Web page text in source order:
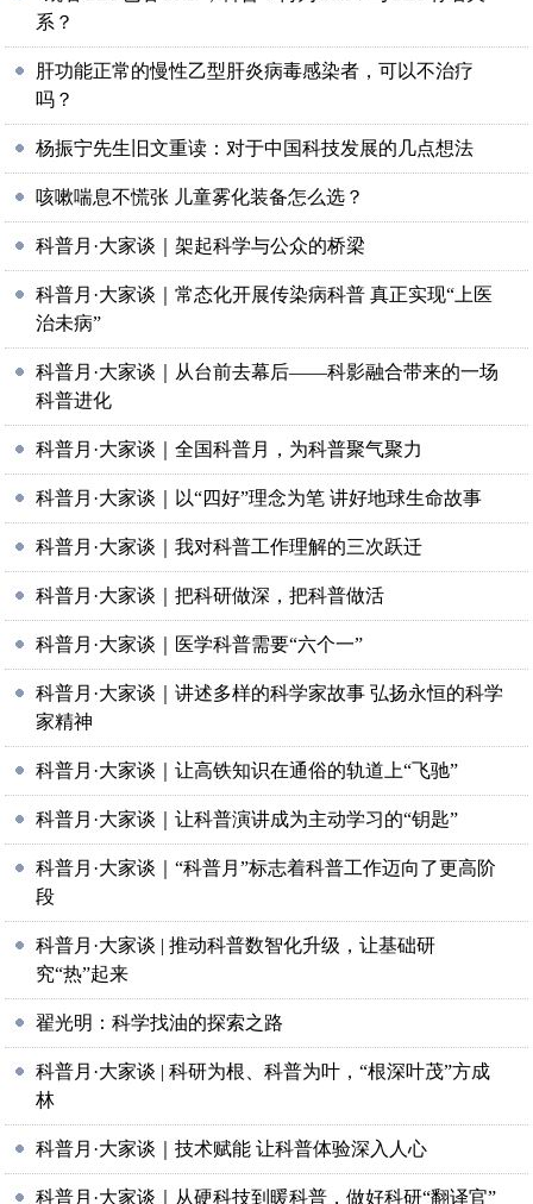
系？
肝功能正常的慢性乙型肝炎病毒感染者，可以不治疗
吗？
杨振宁先生旧文重读：对于中国科技发展的几点想法
咳嗽喘息不慌张 儿童雾化装备怎么选？
科普月·大家谈｜架起科学与公众的桥梁
科普月·大家谈｜常态化开展传染病科普 真正实现“上医
治未病”
科普月·大家谈｜从台前去幕后——科影融合带来的一场
科普进化
科普月·大家谈｜全国科普月，为科普聚气聚力
科普月·大家谈｜以“四好”理念为笔 讲好地球生命故事
科普月·大家谈｜我对科普工作理解的三次跃迁
科普月·大家谈｜把科研做深，把科普做活
科普月·大家谈｜医学科普需要“六个一”
科普月·大家谈｜讲述多样的科学家故事 弘扬永恒的科学
家精神
科普月·大家谈｜让高铁知识在通俗的轨道上“飞驰”
科普月·大家谈｜让科普演讲成为主动学习的“钥匙”
科普月·大家谈｜“科普月”标志着科普工作迈向了更高阶
段
科普月·大家谈 | 推动科普数智化升级，让基础研
究“热”起来
翟光明：科学找油的探索之路
科普月·大家谈 | 科研为根、科普为叶，“根深叶茂”方成
林
科普月·大家谈｜技术赋能 让科普体验深入人心
科普月·大家谈｜从硬科技到暖科普，做好科研“翻译官”